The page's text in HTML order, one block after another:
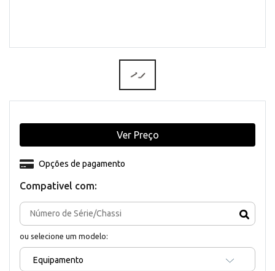
Compativel com:
ou selecione um modelo:
Equipamento
Opções de pagamento
Ver Preço